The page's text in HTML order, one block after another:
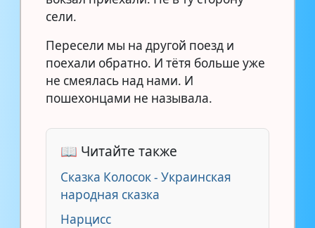
сели.
Пересели мы на другой поезд и
поехали обратно. И тётя больше уже
не смеялась над нами. И
пошехонцами не называла.
📖 Читайте также
Сказка Колосок - Украинская
народная сказка
Нарцисс